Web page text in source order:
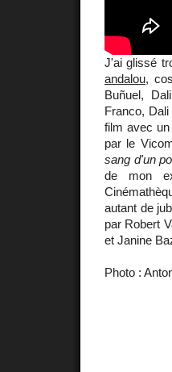
J'ai glissé
andalou,
Buñuel,
Franco,
film avec un
par le
sang d'un
de mon
autant de
par Robert
et Janine
Photo :